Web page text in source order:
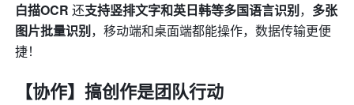
白描OCR 还支持竖排文字和英日韩等多国语言识别， 多张
图片批量识别，移动端和桌面端都能操作，数据传输更便
捷！
【协作】搞创作是团队行动